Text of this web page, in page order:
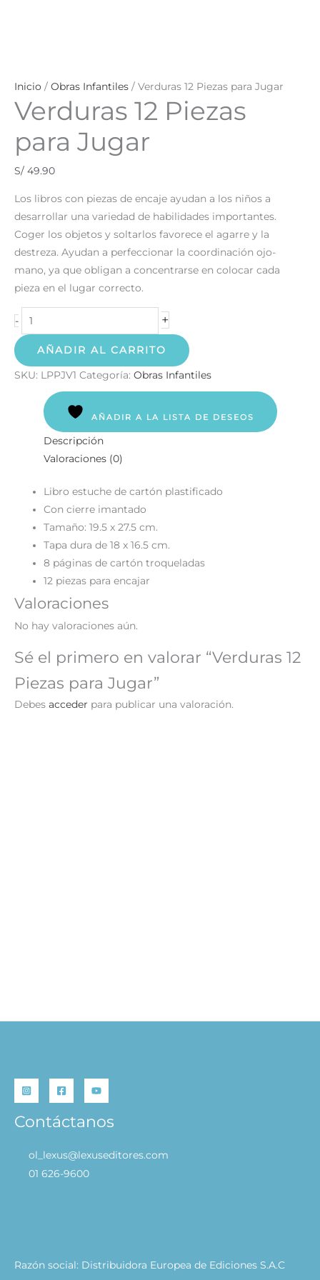
Inicio / Obras Infantiles / Verduras 12 Piezas para Jugar
Verduras 12 Piezas
para Jugar
S/ 49.90
Los libros con piezas de encaje ayudan a los niños a
desarrollar una variedad de habilidades importantes.
Coger los objetos y soltarlos favorece el agarre y la
destreza. Ayudan a perfeccionar la coordinación ojo-
mano, ya que obligan a concentrarse en colocar cada
pieza en el lugar correcto.
- +
AÑADIR AL CARRITO
SKU: LPPJV1 Categoría: Obras Infantiles
AÑADIR A LA LISTA DE DESEOS
Descripción
Valoraciones (0)
Libro estuche de cartón plastificado
Con cierre imantado
Tamaño: 19.5 x 27.5 cm.
Tapa dura de 18 x 16.5 cm.
8 páginas de cartón troqueladas
12 piezas para encajar
Valoraciones
No hay valoraciones aún.
Sé el primero en valorar “Verduras 12
Piezas para Jugar”
Debes acceder para publicar una valoración.
Contáctanos
ol_lexus@lexuseditores.com
01 626-9600
Razón social: Distribuidora Europea de Ediciones S.A.C